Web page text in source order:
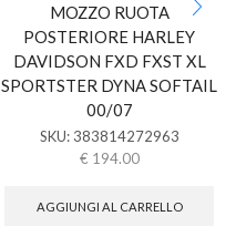
MOZZO RUOTA
POSTERIORE HARLEY
DAVIDSON FXD FXST XL
SPORTSTER DYNA SOFTAIL
00/07
SKU: 383814272963
€ 194.00
AGGIUNGI AL CARRELLO